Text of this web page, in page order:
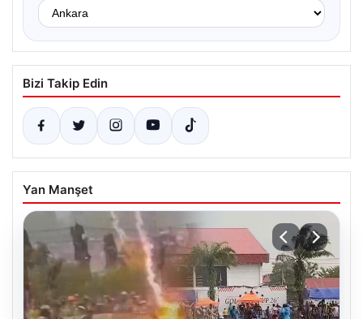
Bizi Takip Edin
Yan Manşet